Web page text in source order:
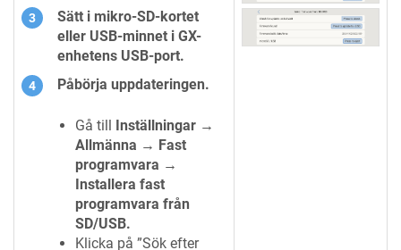
Sätt i mikro-SD-kortet
eller USB-minnet i GX-
enhetens USB-port.
Påbörja uppdateringen.
Gå till Inställningar →
Allmänna → Fast
programvara →
Installera fast
programvara från
SD/USB.
Klicka på ”Sök efter